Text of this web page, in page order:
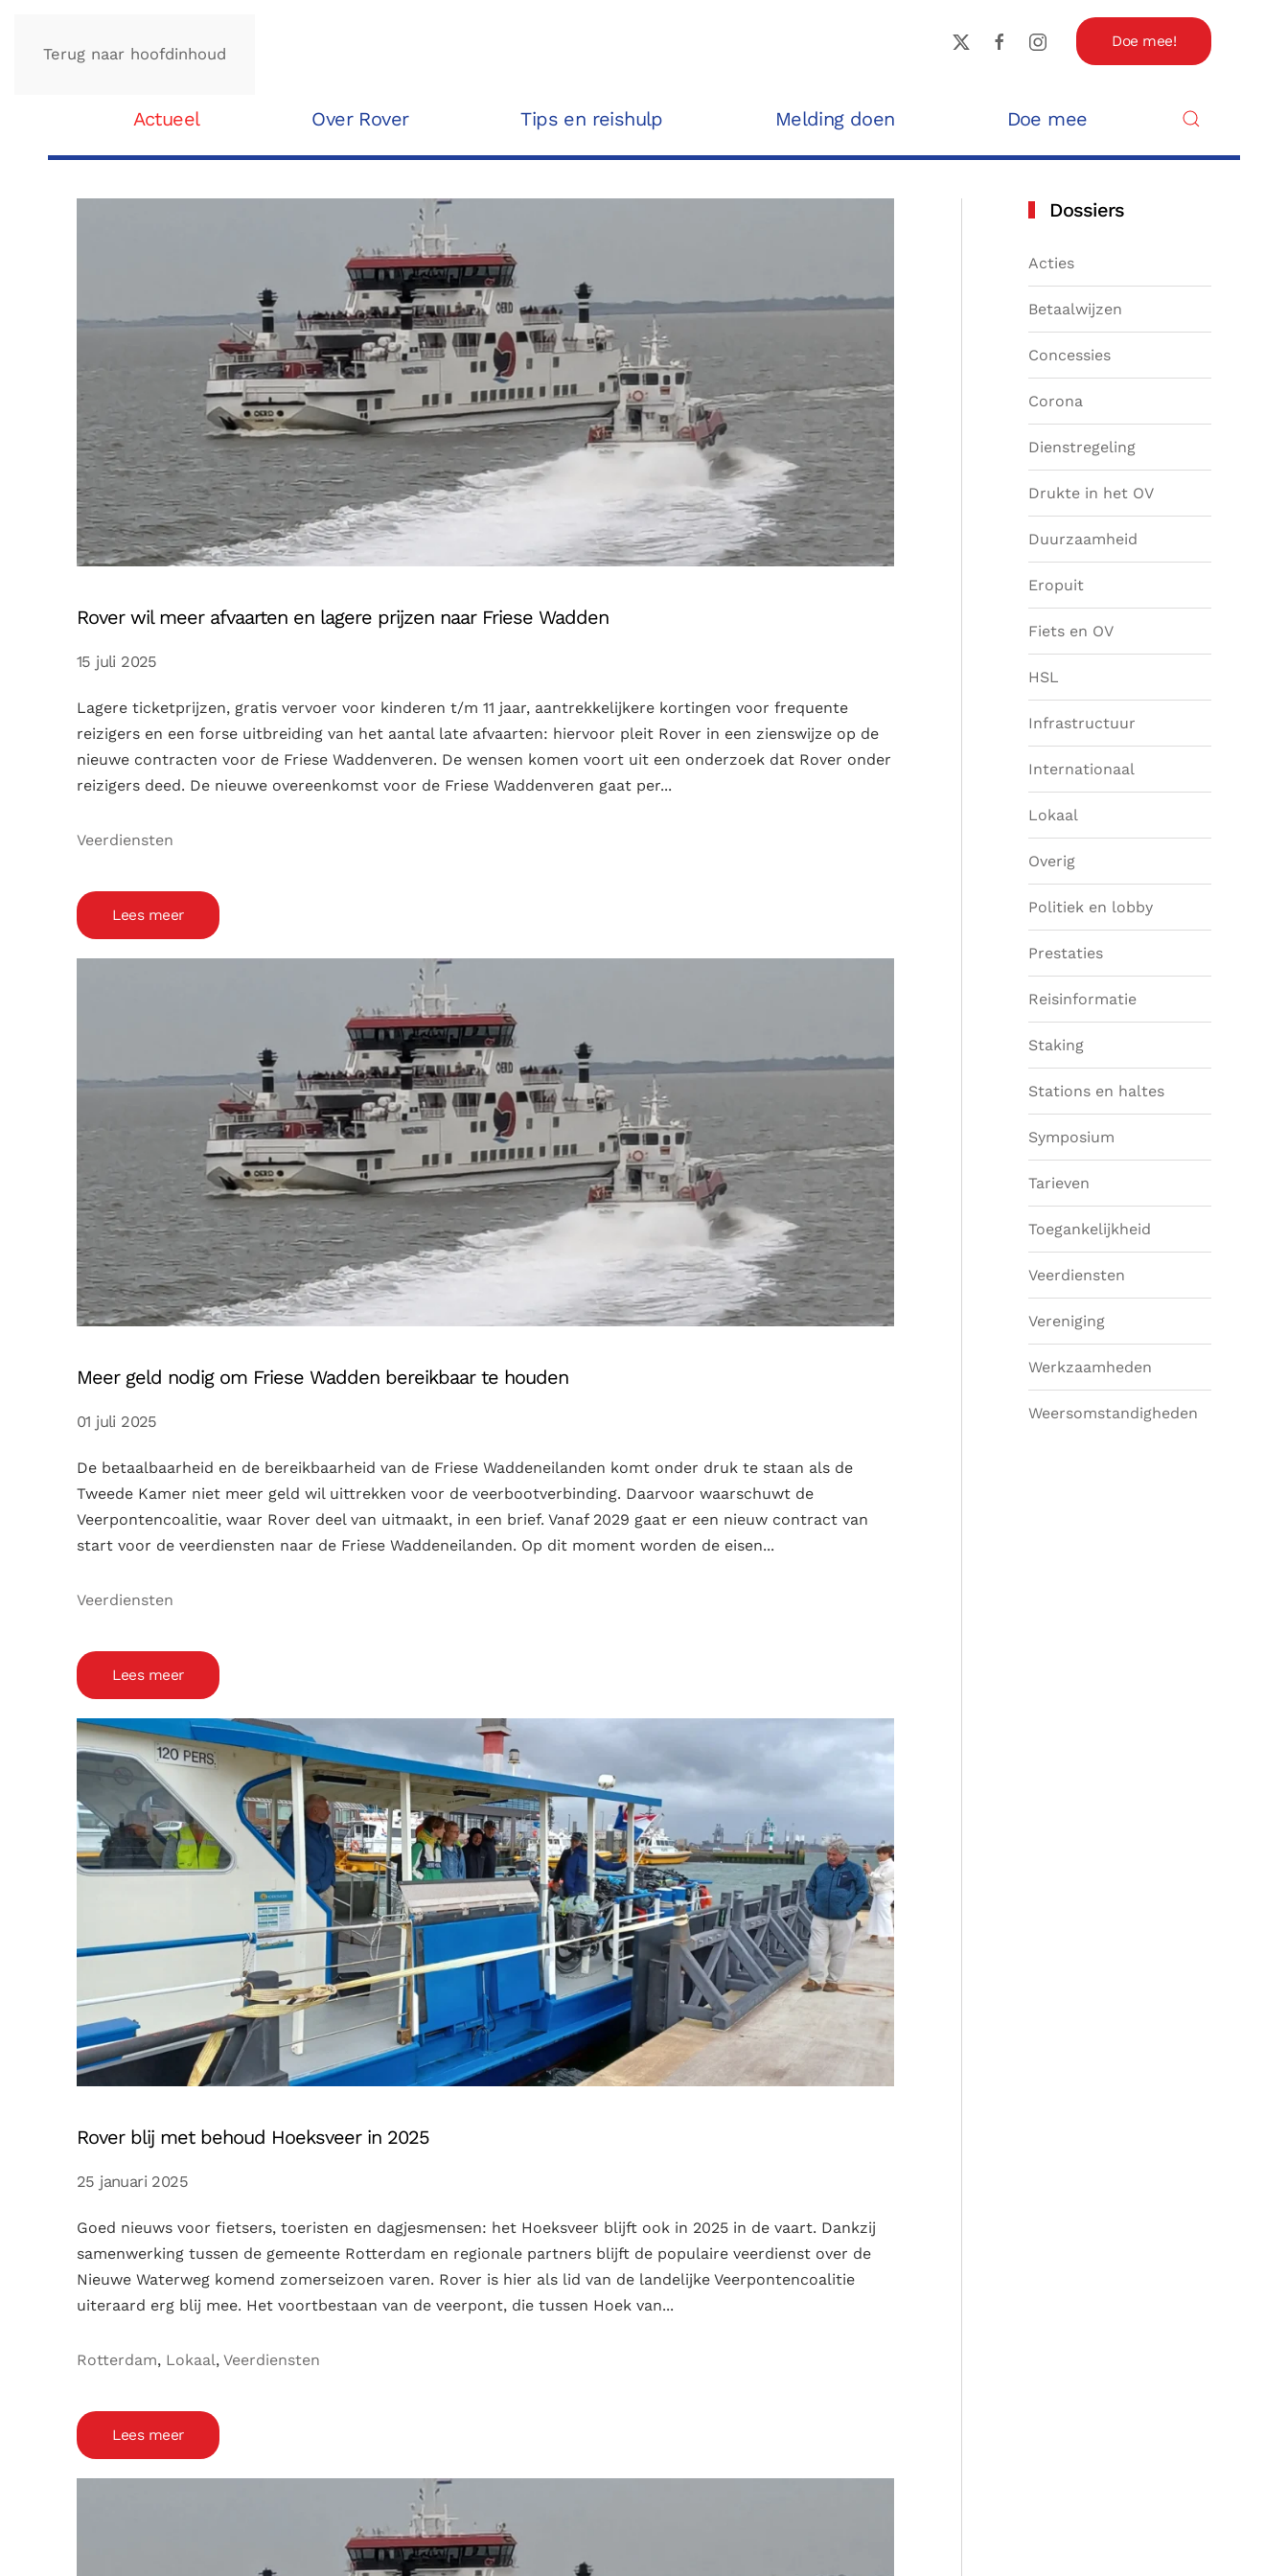
Terug naar hoofdinhoud
Doe mee!
Actueel Over Rover Tips en reishulp Melding doen Doe mee
Rover wil meer afvaarten en lagere prijzen naar Friese Wadden
15 juli 2025
Lagere ticketprijzen, gratis vervoer voor kinderen t/m 11 jaar, aantrekkelijkere kortingen voor frequente
reizigers en een forse uitbreiding van het aantal late afvaarten: hiervoor pleit Rover in een zienswijze op de
nieuwe contracten voor de Friese Waddenveren. De wensen komen voort uit een onderzoek dat Rover onder
reizigers deed. De nieuwe overeenkomst voor de Friese Waddenveren gaat per...
Veerdiensten
Lees meer
Meer geld nodig om Friese Wadden bereikbaar te houden
01 juli 2025
De betaalbaarheid en de bereikbaarheid van de Friese Waddeneilanden komt onder druk te staan als de
Tweede Kamer niet meer geld wil uittrekken voor de veerbootverbinding. Daarvoor waarschuwt de
Veerpontencoalitie, waar Rover deel van uitmaakt, in een brief. Vanaf 2029 gaat er een nieuw contract van
start voor de veerdiensten naar de Friese Waddeneilanden. Op dit moment worden de eisen...
Veerdiensten
Lees meer
Rover blij met behoud Hoeksveer in 2025
25 januari 2025
Goed nieuws voor fietsers, toeristen en dagjesmensen: het Hoeksveer blijft ook in 2025 in de vaart. Dankzij
samenwerking tussen de gemeente Rotterdam en regionale partners blijft de populaire veerdienst over de
Nieuwe Waterweg komend zomerseizoen varen. Rover is hier als lid van de landelijke Veerpontencoalitie
uiteraard erg blij mee. Het voortbestaan van de veerpont, die tussen Hoek van...
Rotterdam, Lokaal, Veerdiensten
Lees meer
Dossiers
Acties
Betaalwijzen
Concessies
Corona
Dienstregeling
Drukte in het OV
Duurzaamheid
Eropuit
Fiets en OV
HSL
Infrastructuur
Internationaal
Lokaal
Overig
Politiek en lobby
Prestaties
Reisinformatie
Staking
Stations en haltes
Symposium
Tarieven
Toegankelijkheid
Veerdiensten
Vereniging
Werkzaamheden
Weersomstandigheden